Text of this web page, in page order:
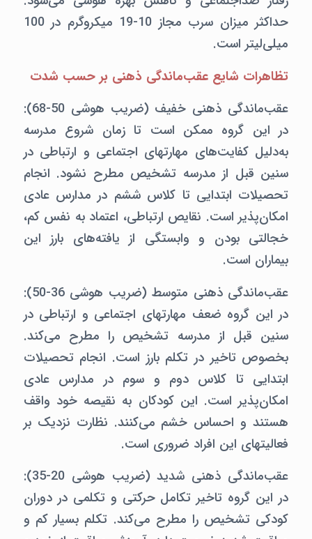
حداکثر میزان سرب مجاز 10-19 میکروگرم در 100
میلی‌لیتر است.
تظاهرات شایع عقب‌ماندگی ذهنی بر حسب شدت
عقب‌ماندگی ذهنی خفیف (ضریب هوشی 50-68):‌
در این گروه ممکن است تا زمان شروع مدرسه
به‌دلیل کفایت‌های مهارتهای اجتماعی و ارتباطی در
سنین قبل از مدرسه تشخیص مطرح نشود. انجام
تحصیلات ابتدایی تا کلاس ششم در مدارس عادی
امکان‌پذیر است. نقایص ارتباطی، اعتماد به نفس کم،
خجالتی بودن و وابستگی از یافته‌های بارز این
بیماران است.
عقب‌ماندگی ذهنی متوسط (ضریب هوشی 36-50):‌
در این گروه ضعف مهارتهای اجتماعی و ارتباطی در
سنین قبل از مدرسه تشخیص را مطرح می‌کند.
بخصوص تاخیر در تکلم بارز است. انجام تحصیلات
ابتدایی تا کلاس دوم و سوم در مدارس عادی
امکان‌پذیر است. این کودکان به نقیصه خود واقف
هستند و احساس خشم می‌کنند. نظارت نزدیک بر
فعالیتهای این افراد ضروری است.
عقب‌ماندگی ذهنی شدید (ضریب هوشی 20-35):
در این گروه تاخیر تکامل حرکتی و تکلمی در دوران
کودکی تشخیص را مطرح می‌کند. تکلم بسیار کم و